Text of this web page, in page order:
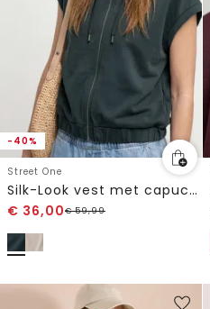
-40%
Street One
Silk-Look vest met capuchon
€ 36,00€59,99